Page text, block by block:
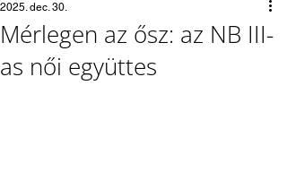
Mérlegen az ősz: az NB III-
as női együttes
2025. dec. 30.